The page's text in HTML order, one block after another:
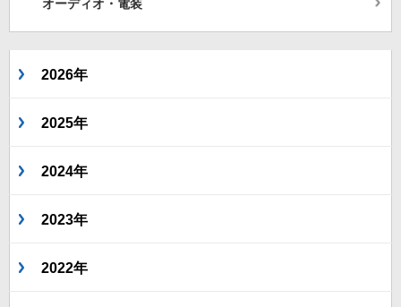
オーディオ・電装
2026年
2025年
2024年
2023年
2022年